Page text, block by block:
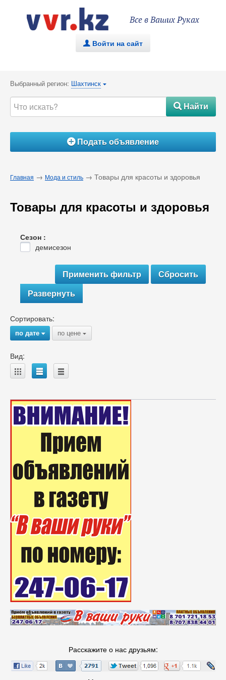
Все в Ваших Руках
. Войти на сайт
Выбранный регион: Шахтинск {
#Найти
ÁПодать объявление
Главная → Мода и стиль → Товары для красоты и здоровья
Товары для красоты и здоровья
Сезон :
демисезон
Развернуть
Сортировать:
по дате{ по цене {
Вид:
A B C
Расскажите о нас друзьям: